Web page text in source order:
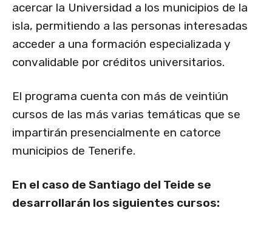
acercar la Universidad a los municipios de la
isla, permitiendo a las personas interesadas
acceder a una formación especializada y
convalidable por créditos universitarios.
El programa cuenta con más de veintiún
cursos de las más varias temáticas que se
impartirán presencialmente en catorce
municipios de Tenerife.
En el caso de Santiago del Teide se
desarrollarán los siguientes cursos: